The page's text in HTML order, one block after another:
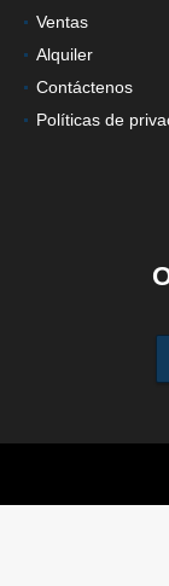
Ventas
Alquiler
Contáctenos
Políticas de